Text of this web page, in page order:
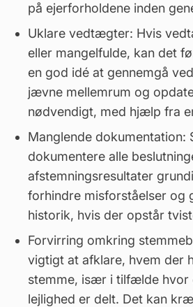
på ejerforholdene inden
Uklare vedtægter: Hvis
eller mangelfulde, kan det
en god idé at gennemgå
jævne mellemrum og
nødvendigt, med hjælp fra
Manglende dokumentation:
dokumentere alle
afstemningsresultater
forhindre misforståelser og
historik, hvis der opstår
Forvirring omkring
vigtigt at afklare, hvem der
stemme, især i tilfælde hvor
lejlighed er delt. Det kan